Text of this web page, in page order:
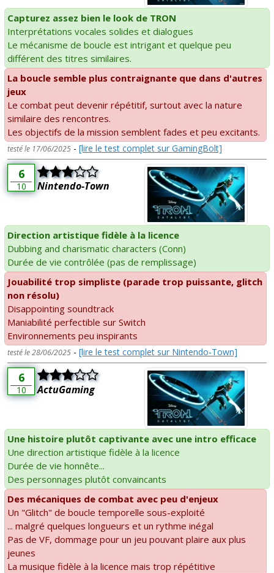
Capturez assez bien le look de TRON
Interprétations vocales solides et dialogues
Le mécanisme de boucle est intrigant et quelque peu
différent des titres similaires.
La boucle semble plus contraignante que dans d'autres
jeux
Le combat peut devenir répétitif, surtout avec la nature
similaire des rencontres.
Les objectifs de la mission semblent fades et peu excitants.
testé le 17/06/2025 - [lire le test complet sur GamingBolt]
6
10 Nintendo-Town
Direction artistique fidèle à la licence
Dubbing and charismatic characters (Conn)
Durée de vie contrôlée (pas de remplissage)
Jouabilité trop simpliste (parade trop puissante, glitch
non résolu)
Disappointing soundtrack
Maniabilité perfectible sur Switch
Environnements peu inspirants
testé le 28/06/2025 - [lire le test complet sur Nintendo-Town]
6
10 ActuGaming
Une histoire plutôt captivante avec une intro efficace
Une direction artistique fidèle à la licence
Durée de vie honnête...
Des personnages plutôt convaincants
Des mécaniques de combat avec peu d'enjeux
Un "Glitch" de boucle temporelle sous-exploité
... malgré quelques longueurs et un rythme inégal
Pas de VF, dommage pour un jeu pouvant plaire aux plus
jeunes
La musique fidèle à la licence mais trop répétitive